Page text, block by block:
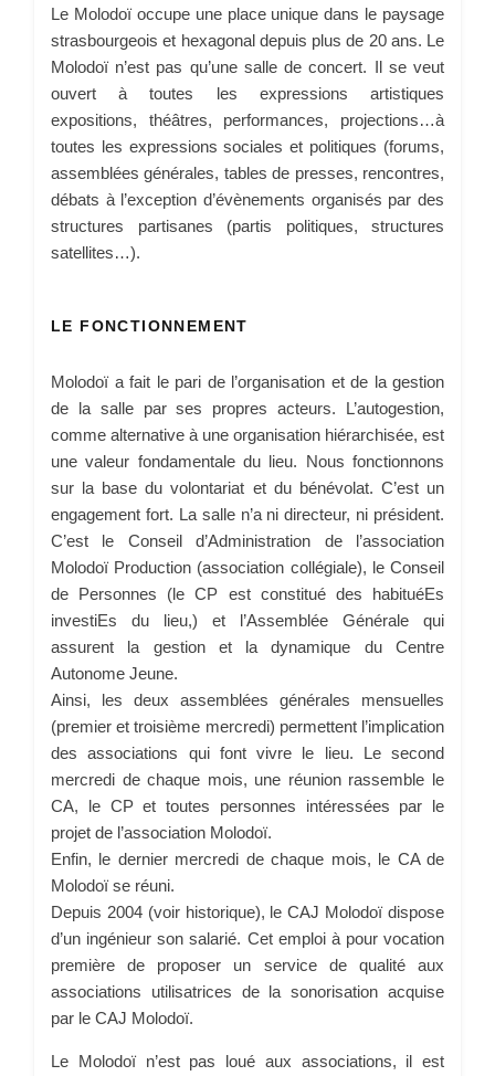
Le Molodoï occupe une place unique dans le paysage
strasbourgeois et hexagonal depuis plus de 20 ans. Le
Molodoï n’est pas qu’une salle de concert. Il se veut
ouvert à toutes les expressions artistiques
expositions, théâtres, performances, projections…à
toutes les expressions sociales et politiques (forums,
assemblées générales, tables de presses, rencontres,
débats à l’exception d’évènements organisés par des
structures partisanes (partis politiques, structures
satellites…).
LE FONCTIONNEMENT
Molodoï a fait le pari de l’organisation et de la gestion
de la salle par ses propres acteurs. L’autogestion,
comme alternative à une organisation hiérarchisée, est
une valeur fondamentale du lieu. Nous fonctionnons
sur la base du volontariat et du bénévolat. C’est un
engagement fort. La salle n’a ni directeur, ni président.
C’est le Conseil d’Administration de l’association
Molodoï Production (association collégiale), le Conseil
de Personnes (le CP est constitué des habituéEs
investiEs du lieu,) et l’Assemblée Générale qui
assurent la gestion et la dynamique du Centre
Autonome Jeune.
Ainsi, les deux assemblées générales mensuelles
(premier et troisième mercredi) permettent l’implication
des associations qui font vivre le lieu. Le second
mercredi de chaque mois, une réunion rassemble le
CA, le CP et toutes personnes intéressées par le
projet de l’association Molodoï.
Enfin, le dernier mercredi de chaque mois, le CA de
Molodoï se réuni.
Depuis 2004 (voir historique), le CAJ Molodoï dispose
d’un ingénieur son salarié. Cet emploi à pour vocation
première de proposer un service de qualité aux
associations utilisatrices de la sonorisation acquise
par le CAJ Molodoï.
Le Molodoï n’est pas loué aux associations, il est